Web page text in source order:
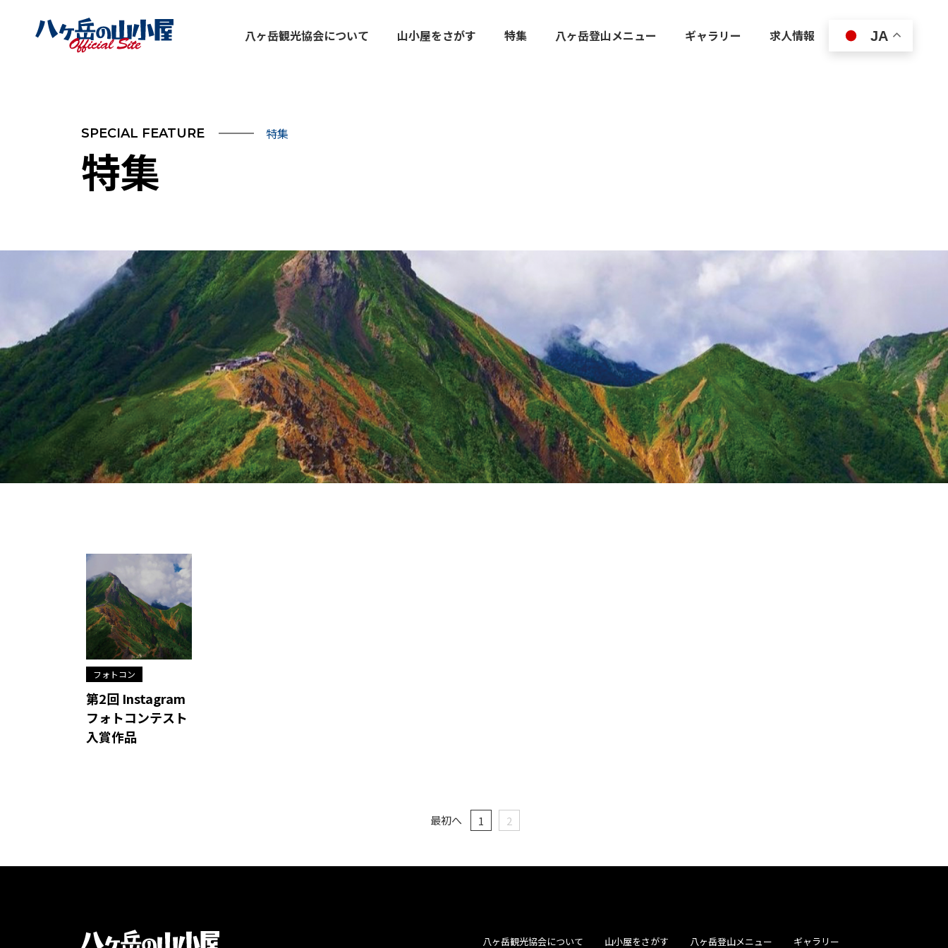
八ヶ岳観光協会について 山小屋をさがす 特集 八ヶ岳登山メニュー ギャラリー 求人情報 JA
SPECIAL FEATURE 特集
特集
フォトコン
第2回 Instagram
フォトコンテスト
入賞作品
最初へ 1 2
八ヶ岳観光協会について 山小屋をさがす 八ヶ岳登山メニュー ギャラリー